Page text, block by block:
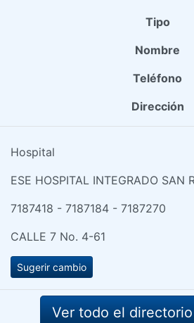
Tipo
Nombre
Teléfono
Dirección
Hospital
ESE HOSPITAL INTEGRADO SAN
7187418 - 7187184 - 7187270
CALLE 7 No. 4-61
Sugerir cambio
Ver todo el